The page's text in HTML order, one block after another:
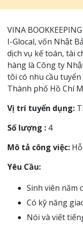
VINA
I-Glocal, vốn Nhật
dịch vụ kế toán, tài
hàng là Công ty
tôi có nhu cầu
Thành phố Hồ Chí
Vị trí tuyển dụng:
Số lượng : 4
Mô tả công việc:
Yêu Cầu:
Sinh viên năm
Có kỹ năng
Nói và viết